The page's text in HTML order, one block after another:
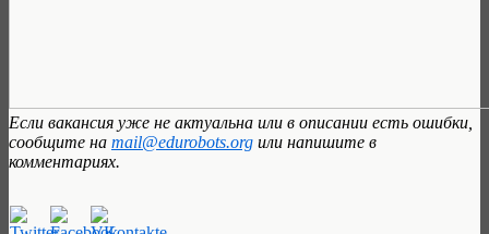
Если вакансия уже не актуальна или в описании есть ошибки,
сообщите на mail@edurobots.org или напишите в
комментариях.